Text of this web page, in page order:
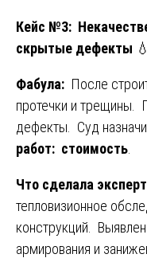
Кейс №3:
скрытые дефекты 💧
Фабула: После
протечки и трещины.
дефекты. Суд
работ: стоимость
Что сделала
тепловизионное
конструкций.
армирования и